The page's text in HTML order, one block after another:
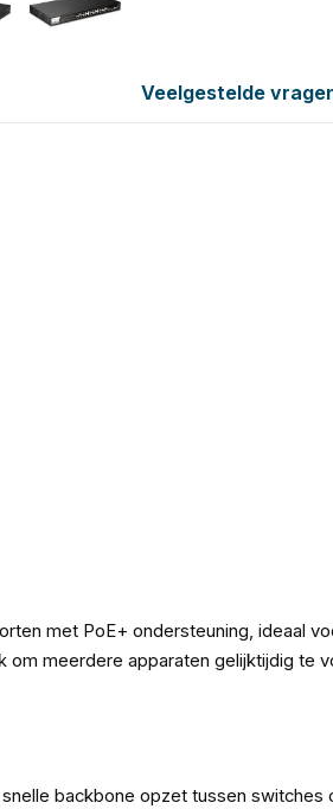
Veelgestelde
met PoE+ ondersteuning, ideaal
meerdere apparaten gelijktijdig
backbone opzet tussen